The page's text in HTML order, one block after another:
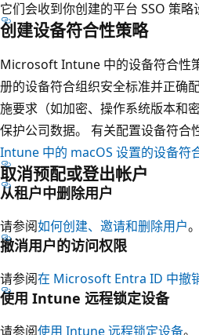
它们会收到你创建的平台 SSO 策略
创建设备符合性策略
Microsoft Intune 中的设备符合性
册的设备符合组织安全标准并正确
施要求（如加密、操作系统版本和
保护公司数据。 有关配置设备符合
Intune 中的 macOS 设置的设备符
取消预配或登出帐户
从租户中删除用户
请参阅如何创建、邀请和删除用户。
撤消用户的访问权限
请参阅在 Microsoft Entra ID 中撤
使用 Intune 远程锁定设备
请参阅使用 Intune 远程锁定设备。